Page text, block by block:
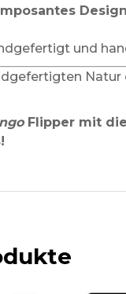
Design
und
Natur
Flipper mit